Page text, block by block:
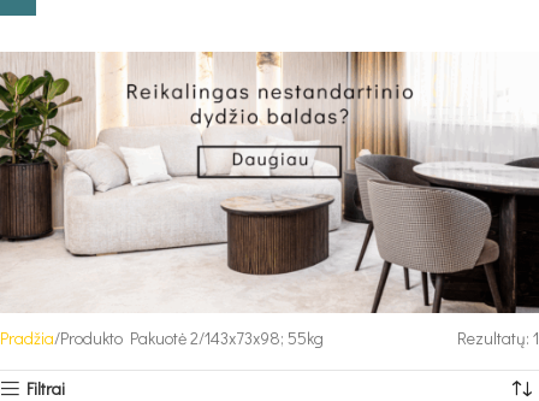
Pradžia Produkto Pakuotė 2 143x73x98; 55kg Rezultatų: 1
Filtrai